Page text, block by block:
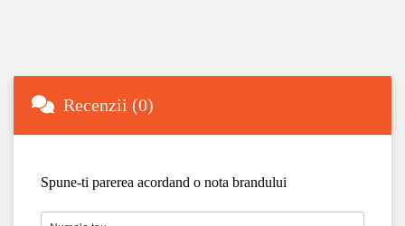
Recenzii (0)
Spune-ti parerea acordand o nota brandului